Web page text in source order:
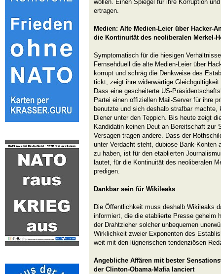
wollen. Einen Spiegel für ihre Korruption
ertragen.
Medien: Alte Medien-Leier über Hacker-
die Kontinuität des neoliberalen Merkel-
Symptomatisch für die hiesigen
Fernsehduell die alte Medien-Leier über
korrupt und schräg die Denkweise des
tickt, zeigt ihre widerwärtige
Dass eine gescheiterte US-
Partei einen offiziellen Mail-Server für ihre
benutzte und sich deshalb strafbar machte,
Diener unter den Teppich. Bis heute zeigt
Kandidatin keinen Deut an Bereitschaft zur
Versagen tragen andere. Dass der
unter Verdacht steht, dubiose Bank-Konten
zu haben, ist für den etablierten
lautet, für die Kontinuität des neoliberalen
predigen.
Dankbar sein für Wikileaks
Die Öffentlichkeit muss deshalb Wikileaks
informiert, die die etablierte Presse geheim
der Drahtzieher solcher unbequemen
Wirklichkeit zweier Exponenten des
weit mit den lügnerischen tendenziösen
Angebliche Affären mit bester
der Clinton-Obama-Mafia lanciert